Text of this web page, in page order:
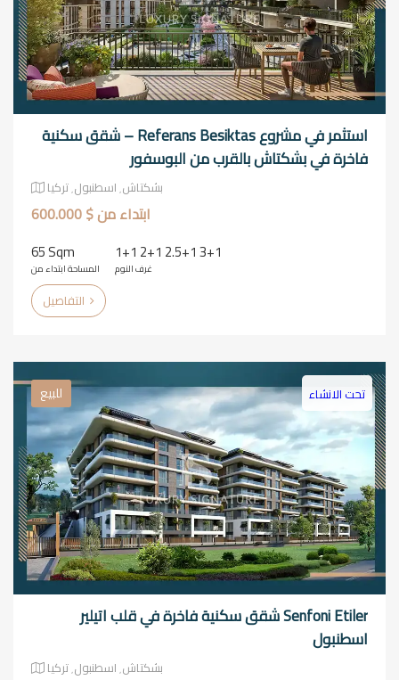
استثمر في مشروع Referans Besiktas – شقق سكنية
فاخرة في بشكتاش بالقرب من البوسفور
بشكتاش٬ اسطنبول٬ تركيا
ابتداء من $ 600.000
65 Sqm
المساحة ابتداء من
1+1 2+1 2.5+1 3+1
غرف النوم
للبيع تحت الانشاء
Senfoni Etiler شقق سكنية فاخرة في قلب اتيلير
اسطنبول
بشكتاش٬ اسطنبول٬ تركيا